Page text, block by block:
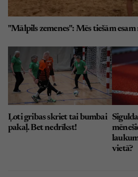
"Mālpils zemenes": Mēs tiešām
Ļoti gribas skriet tai bumbai
pakaļ. Bet nedrīkst!
vietā?